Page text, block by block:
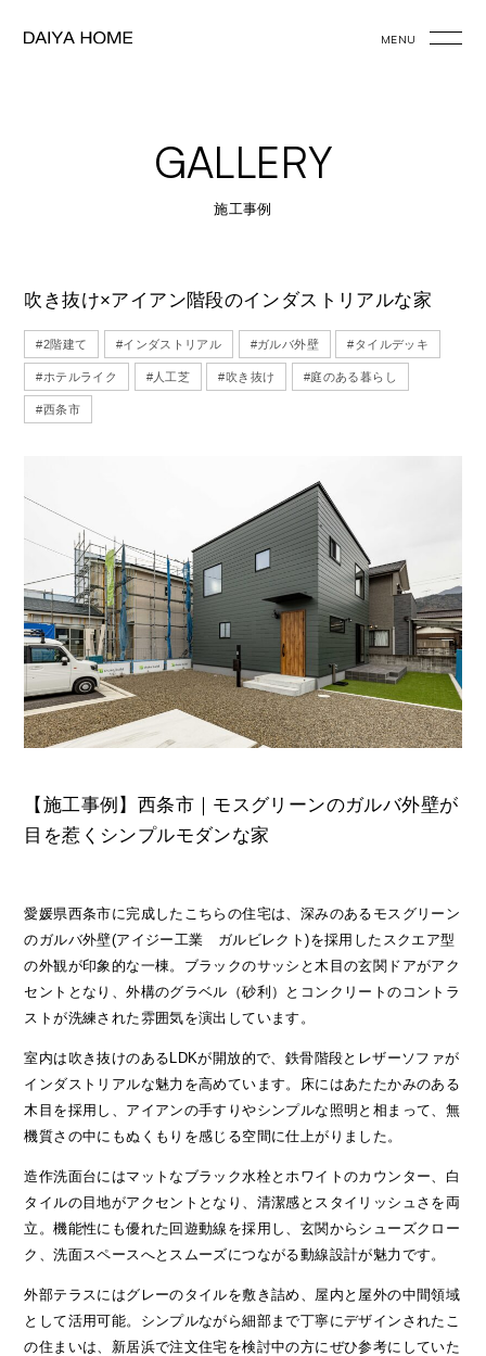
MENU
GALLERY
施工事例
吹き抜け×アイアン階段のインダストリアルな家
#2階建て #インダストリアル #ガルバ外壁 #タイルデッキ
#ホテルライク #人工芝 #吹き抜け #庭のある暮らし
#西条市
【施工事例】西条市｜モスグリーンのガルバ外壁が
目を惹くシンプルモダンな家
愛媛県西条市に完成したこちらの住宅は、深みのあるモスグリーン
のガルバ外壁(アイジー工業 ガルビレクト)を採用したスクエア型
の外観が印象的な一棟。ブラックのサッシと木目の玄関ドアがアク
セントとなり、外構のグラベル（砂利）とコンクリートのコントラ
ストが洗練された雰囲気を演出しています。
室内は吹き抜けのあるLDKが開放的で、鉄骨階段とレザーソファが
インダストリアルな魅力を高めています。床にはあたたかみのある
木目を採用し、アイアンの手すりやシンプルな照明と相まって、無
機質さの中にもぬくもりを感じる空間に仕上がりました。
造作洗面台にはマットなブラック水栓とホワイトのカウンター、白
タイルの目地がアクセントとなり、清潔感とスタイリッシュさを両
立。機能性にも優れた回遊動線を採用し、玄関からシューズクロー
ク、洗面スペースへとスムーズにつながる動線設計が魅力です。
外部テラスにはグレーのタイルを敷き詰め、屋内と屋外の中間領域
として活用可能。シンプルながら細部まで丁寧にデザインされたこ
の住まいは、新居浜で注文住宅を検討中の方にぜひ参考にしていた